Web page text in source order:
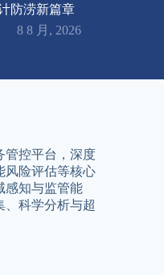
防涝新篇章
8 8 月, 2026
管控平台，深度
风险评估等核心
感知与监管能
、科学分析与超